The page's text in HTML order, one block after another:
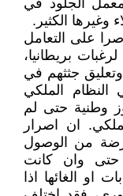
الجلود في
وغيرها الكثير.
على التعامل
بريطانيا،
جثثهم في
النظام الملكي
وطنية حتى لم
ان اصرار
من الوصول
حتى وان كانت
او الغائها اذا